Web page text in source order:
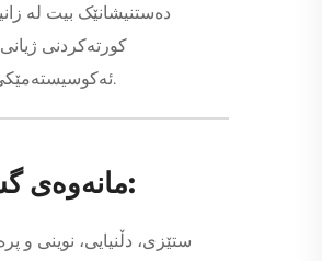
دەستنیشانێک بیت لە
کورتەکردنی
ئەکوسیستەمێکی صنایعی بیکە.
مانەوەی گشتییەکان:
ستێزی، دڵنیایی، نوینی و